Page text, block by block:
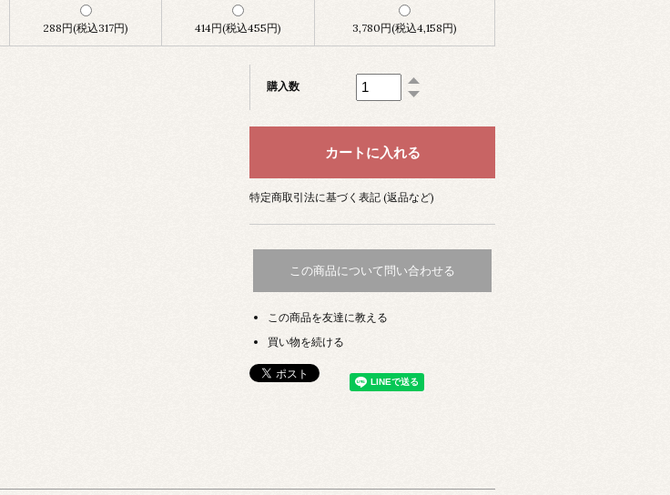
288円(税込317円) 414円(税込455円) 3,780円(税込4,158円)
購入数
特定商取引法に基づく表記 (返品など)
この商品について問い合わせる
この商品を友達に教える
買い物を続ける